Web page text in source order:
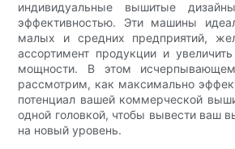
индивидуальные вышитые
эффективностью. Эти машины
малых и средних предприятий,
ассортимент продукции и
мощности. В этом
рассмотрим, как максимально
потенциал вашей коммерческой
одной головкой, чтобы вывести ваш
на новый уровень.